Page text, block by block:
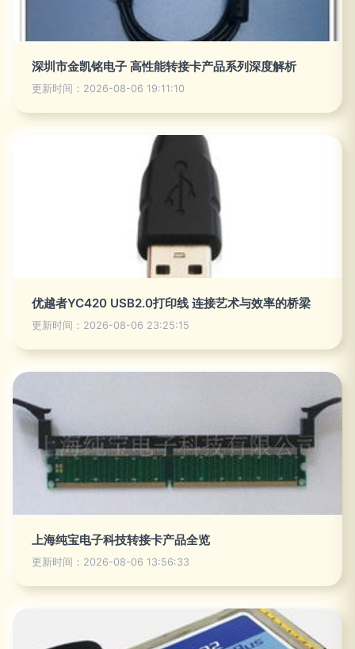
深圳市金凯铭电子 高性能转接卡产品系列深度解析
更新时间：2026-08-06 19:11:10
优越者YC420 USB2.0打印线 连接艺术与效率的桥梁
更新时间：2026-08-06 23:25:15
上海纯宝电子科技转接卡产品全览
更新时间：2026-08-06 13:56:33